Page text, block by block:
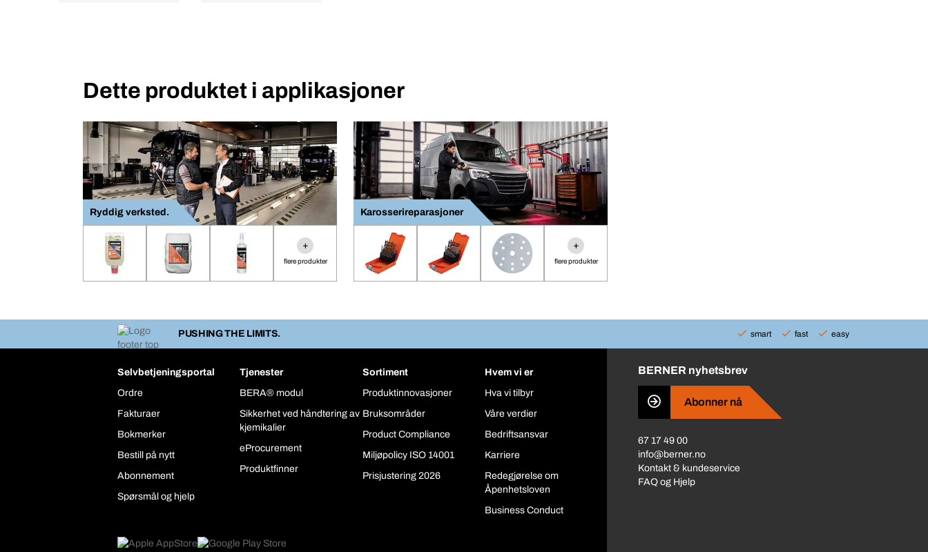
Dette produktet i applikasjoner
Ryddig verksted.
+
flere produkter
Karosserireparasjoner
+
flere produkter
PUSHING THE LIMITS. smart fast easy
Selvbetjeningsportal
Ordre
Fakturaer
Bokmerker
Bestill på nytt
Abonnement
Spørsmål og hjelp
Tjenester
BERA® modul
Sikkerhet ved håndtering av
kjemikalier
eProcurement
Produktfinner
Sortiment
Produktinnovasjoner
Bruksområder
Product Compliance
Miljøpolicy ISO 14001
Prisjustering 2026
Hvem vi er
Hva vi tilbyr
Våre verdier
Bedriftsansvar
Karriere
Redegjørelse om
Åpenhetsloven
Business Conduct
BERNER nyhetsbrev
Abonner nå
67 17 49 00
info@berner.no
Kontakt & kundeservice
FAQ og Hjelp